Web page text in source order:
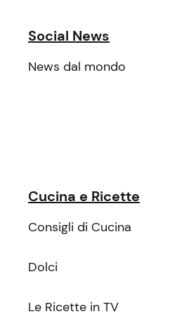
Social News
News dal mondo
Cucina e Ricette
Consigli di Cucina
Dolci
Le Ricette in TV